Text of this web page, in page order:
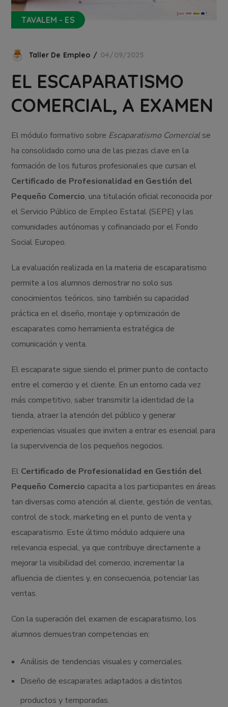
TAVALEM - ES
Taller De Empleo 04/09/2025
EL ESCAPARATISMO
COMERCIAL, A EXAMEN
El módulo formativo sobre Escaparatismo Comercial se
ha consolidado como una de las piezas clave en la
formación de los futuros profesionales que cursan el
Certificado de Profesionalidad en Gestión del
Pequeño Comercio, una titulación oficial reconocida por
el Servicio Público de Empleo Estatal (SEPE) y las
comunidades autónomas y cofinanciado por el Fondo
Social Europeo.
La evaluación realizada en la materia de escaparatismo
permite a los alumnos demostrar no solo sus
conocimientos teóricos, sino también su capacidad
práctica en el diseño, montaje y optimización de
escaparates como herramienta estratégica de
comunicación y venta.
El escaparate sigue siendo el primer punto de contacto
entre el comercio y el cliente. En un entorno cada vez
más competitivo, saber transmitir la identidad de la
tienda, atraer la atención del público y generar
experiencias visuales que inviten a entrar es esencial para
la supervivencia de los pequeños negocios.
El Certificado de Profesionalidad en Gestión del
Pequeño Comercio capacita a los participantes en áreas
tan diversas como atención al cliente, gestión de ventas,
control de stock, marketing en el punto de venta y
escaparatismo. Este último módulo adquiere una
relevancia especial, ya que contribuye directamente a
mejorar la visibilidad del comercio, incrementar la
afluencia de clientes y, en consecuencia, potenciar las
ventas.
Con la superación del examen de escaparatismo, los
alumnos demuestran competencias en:
Análisis de tendencias visuales y comerciales.
Diseño de escaparates adaptados a distintos
productos y temporadas.